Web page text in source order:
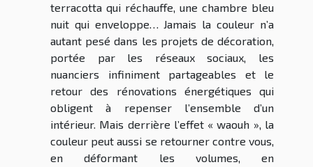
terracotta qui réchauffe, une chambre bleu
nuit qui enveloppe… Jamais la couleur n’a
autant pesé dans les projets de décoration,
portée par les réseaux sociaux, les
nuanciers infiniment partageables et le
retour des rénovations énergétiques qui
obligent à repenser l’ensemble d’un
intérieur. Mais derrière l’effet « waouh », la
couleur peut aussi se retourner contre vous,
en déformant les volumes, en